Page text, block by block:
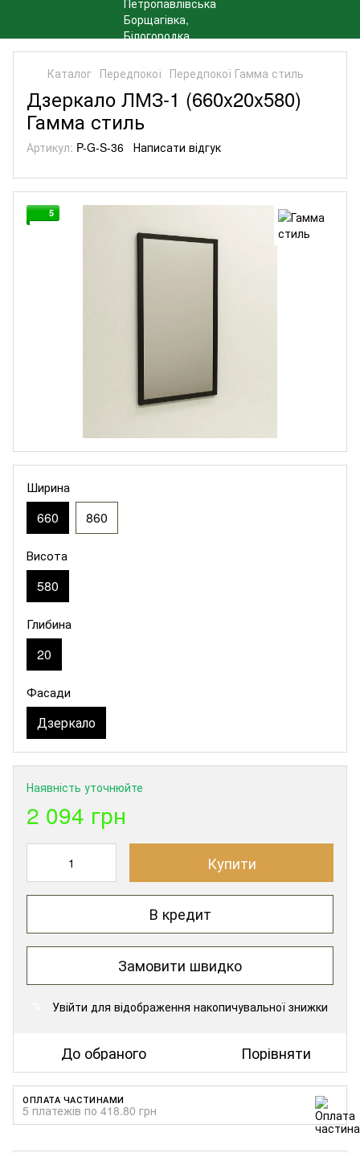
Каталог Передпокої Передпокої Гамма стиль
Дзеркало ЛМЗ-1 (660x20x580)
Гамма стиль
Артикул: P-G-S-36 Написати відгук
5
Ширина
660 860
Висота
580
Глибина
20
Фасади
Дзеркало
Наявність уточнюйте
2 094 грн
Купити
В кредит
Замовити швидко
Увійти для відображення накопичувальної знижки
До обраного Порівняти
ОПЛАТА ЧАСТИНАМИ
5 платежів по 418.80 грн